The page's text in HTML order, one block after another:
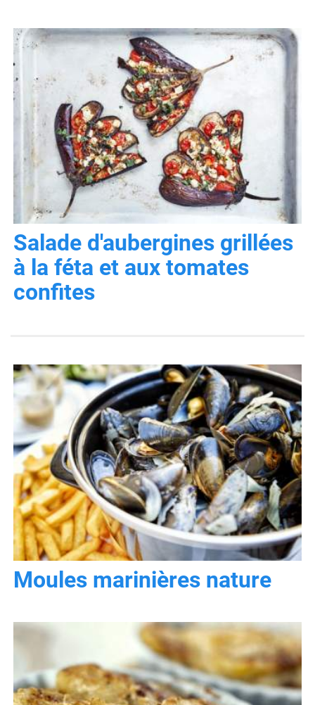
Salade d'aubergines grillées
à la féta et aux tomates
confites
Moules marinières nature